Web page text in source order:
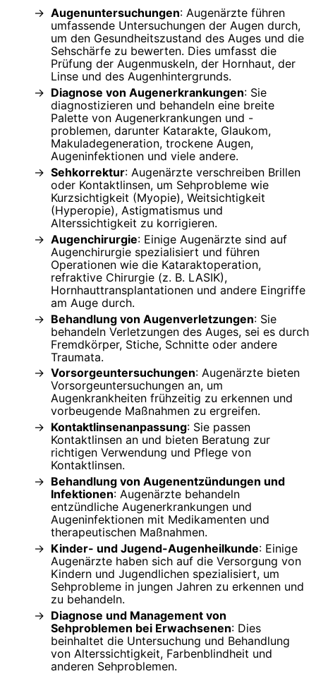
Augenuntersuchungen: Augenärzte führen
umfassende Untersuchungen der Augen durch,
um den Gesundheitszustand des Auges und die
Sehschärfe zu bewerten. Dies umfasst die
Prüfung der Augenmuskeln, der Hornhaut, der
Linse und des Augenhintergrunds.
Diagnose von Augenerkrankungen: Sie
diagnostizieren und behandeln eine breite
Palette von Augenerkrankungen und -
problemen, darunter Katarakte, Glaukom,
Makuladegeneration, trockene Augen,
Augeninfektionen und viele andere.
Sehkorrektur: Augenärzte verschreiben Brillen
oder Kontaktlinsen, um Sehprobleme wie
Kurzsichtigkeit (Myopie), Weitsichtigkeit
(Hyperopie), Astigmatismus und
Alterssichtigkeit zu korrigieren.
Augenchirurgie: Einige Augenärzte sind auf
Augenchirurgie spezialisiert und führen
Operationen wie die Kataraktoperation,
refraktive Chirurgie (z. B. LASIK),
Hornhauttransplantationen und andere Eingriffe
am Auge durch.
Behandlung von Augenverletzungen: Sie
behandeln Verletzungen des Auges, sei es durch
Fremdkörper, Stiche, Schnitte oder andere
Traumata.
Vorsorgeuntersuchungen: Augenärzte bieten
Vorsorgeuntersuchungen an, um
Augenkrankheiten frühzeitig zu erkennen und
vorbeugende Maßnahmen zu ergreifen.
Kontaktlinsenanpassung: Sie passen
Kontaktlinsen an und bieten Beratung zur
richtigen Verwendung und Pflege von
Kontaktlinsen.
Behandlung von Augenentzündungen und
Infektionen: Augenärzte behandeln
entzündliche Augenerkrankungen und
Augeninfektionen mit Medikamenten und
therapeutischen Maßnahmen.
Kinder- und Jugend-Augenheilkunde: Einige
Augenärzte haben sich auf die Versorgung von
Kindern und Jugendlichen spezialisiert, um
Sehprobleme in jungen Jahren zu erkennen und
zu behandeln.
Diagnose und Management von
Sehproblemen bei Erwachsenen: Dies
beinhaltet die Untersuchung und Behandlung
von Alterssichtigkeit, Farbenblindheit und
anderen Sehproblemen.